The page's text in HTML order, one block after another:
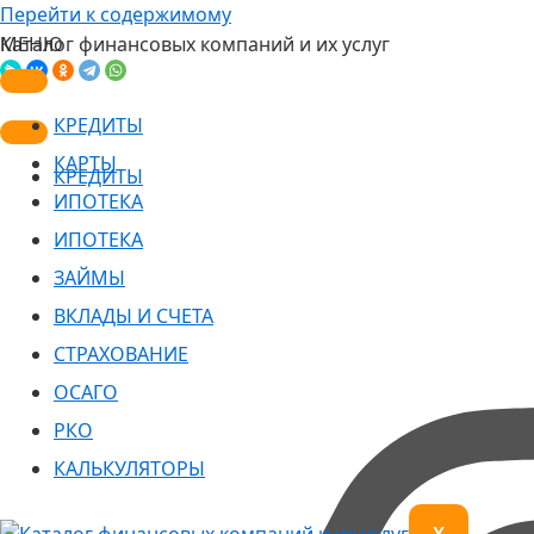
Перейти к содержимому
Каталог финансовых компаний и их услуг
КРЕДИТЫ
МЕНЮ
КРЕДИТЫ
КАРТЫ
ИПОТЕКА
ИПОТЕКА
ЗАЙМЫ
ВКЛАДЫ И СЧЕТА
СТРАХОВАНИЕ
ОСАГО
РКО
КАЛЬКУЛЯТОРЫ